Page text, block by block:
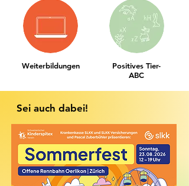
Weiterbildungen
Positives Tier-
ABC
Sei auch dabei!